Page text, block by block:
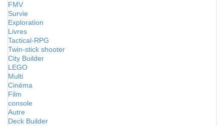
FMV
Survie
Exploration
Livres
Tactical-RPG
Twin-stick shooter
City Builder
LEGO
Multi
Cinéma
Film
console
Autre
Deck Builder